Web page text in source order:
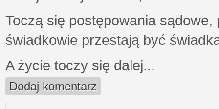
Toczą się postępowania
świadkowie przestają być
A życie toczy się dalej...
Dodaj komentarz